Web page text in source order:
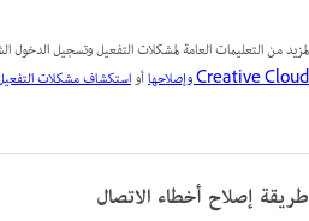
لمزيد من التعليمات العامة لمشكلات التفعيل وتسجيل الدخول
Creative Cloud وإصلاحها
أواستكشاف مشكلات
طريقة إصلاح أخطاء الاتصال